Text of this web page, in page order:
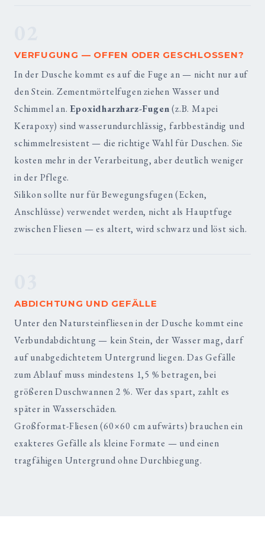
VERFUGUNG — OFFEN ODER GESCHLOSSEN?
In der Dusche kommt es auf die Fuge an — nicht nur auf
den Stein. Zementmörtelfugen ziehen Wasser und
Schimmel an.Epoxidharzharz-Fugen(z.B. Mapei
Kerapoxy) sind wasserundurchlässig, farbbeständig und
schimmelresistent — die richtige Wahl für Duschen. Sie
kosten mehr in der Verarbeitung, aber deutlich weniger
in der Pflege.
Silikon sollte nur für Bewegungsfugen (Ecken,
Anschlüsse) verwendet werden, nicht als Hauptfuge
zwischen Fliesen — es altert, wird schwarz und löst sich.
ABDICHTUNG UND GEFÄLLE
Unter den Natursteinfliesen in der Dusche kommt eine
Verbundabdichtung — kein Stein, der Wasser mag, darf
auf unabgedichtetem Untergrund liegen. Das Gefälle
zum Ablauf muss mindestens 1,5 % betragen, bei
größeren Duschwannen 2 %. Wer das spart, zahlt es
später in Wasserschäden.
Großformat-Fliesen (60×60 cm aufwärts) brauchen ein
exakteres Gefälle als kleine Formate — und einen
tragfähigen Untergrund ohne Durchbiegung.